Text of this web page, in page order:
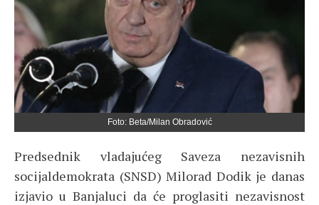
Foto: Beta/Milan Obradović
Predsednik vladajućeg Saveza nezavisnih
socijaldemokrata (SNSD) Milorad Dodik je danas
izjavio u Banjaluci da će proglasiti nezavisnost